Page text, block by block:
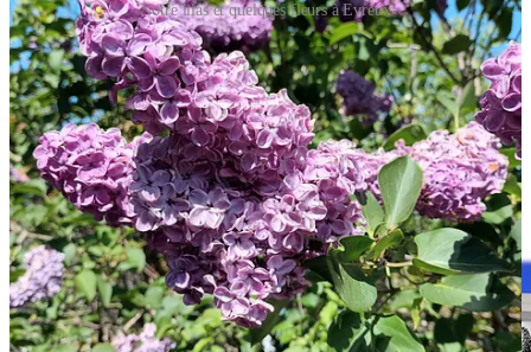
Notre lilas et quelques fleurs à Evreux
Le petit bonus
Cette semaine, J’ai découvert un jeu vidéo vraiment très chouette.
Imaginez un jeu sur Game Boy, imaginez ce même jeu vous
présenter la ville de Troyes3, imaginez que ce jeu a été créé par des
enfants entre 6 et 11 ans.